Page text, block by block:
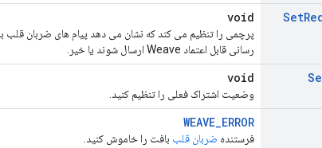
Set
void
پرچمی را تنظیم می کند که نشان می دهد پیام های ضربان قلب
رسانی قابل اعتماد Weave ارسال شوند یا خیر.
void
وضعیت اشتراک فعلی را تنظیم کنید.
WEAVE_ERROR
فرستنده ضربان قلب بافت را خاموش کنید.